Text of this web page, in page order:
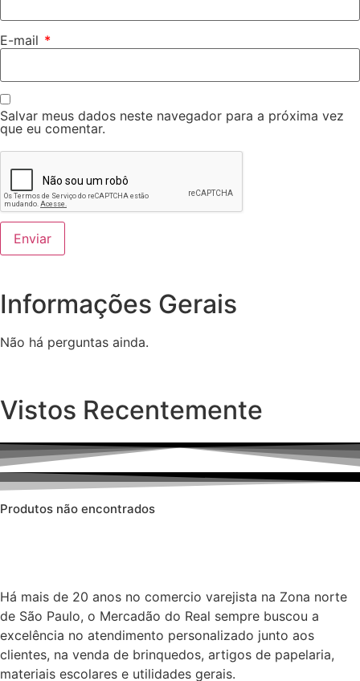
E-mail *
Salvar meus dados neste navegador para a próxima vez
que eu comentar.
Informações Gerais
Não há perguntas ainda.
Vistos Recentemente
Produtos não encontrados
Há mais de 20 anos no comercio varejista na Zona norte
de São Paulo, o Mercadão do Real sempre buscou a
excelência no atendimento personalizado junto aos
clientes, na venda de brinquedos, artigos de papelaria,
materiais escolares e utilidades gerais.